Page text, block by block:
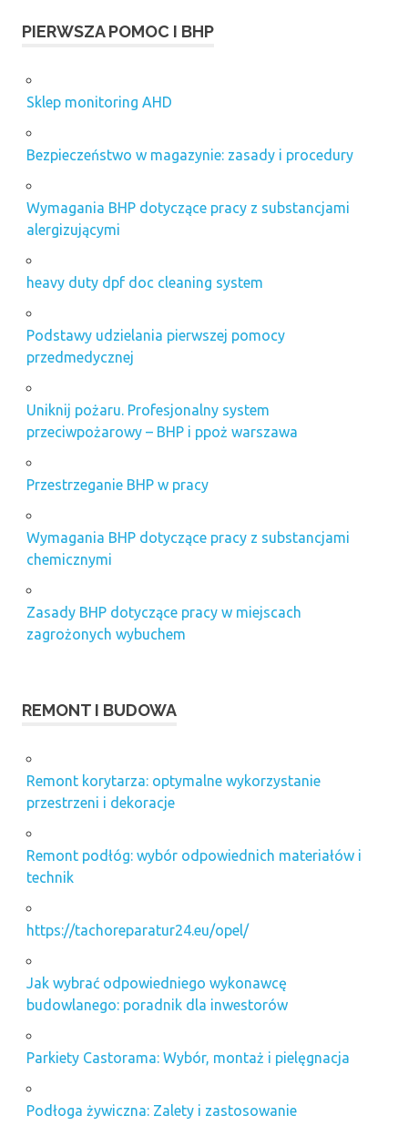
szkolenia
szkolenie
pomocy
zabezpieczenia
przeciwpożarowe
warszawa
PIERWSZA POMOC I BHP
Sklep monitoring AHD
Bezpieczeństwo w magazynie: zasady i procedury
Wymagania BHP dotyczące pracy z substancjami
alergizującymi
heavy duty dpf doc cleaning system
Podstawy udzielania pierwszej pomocy
przedmedycznej
Uniknij pożaru. Profesjonalny system
przeciwpożarowy – BHP i ppoż warszawa
Przestrzeganie BHP w pracy
Wymagania BHP dotyczące pracy z substancjami
chemicznymi
Zasady BHP dotyczące pracy w miejscach
zagrożonych wybuchem
REMONT I BUDOWA
Remont korytarza: optymalne wykorzystanie
przestrzeni i dekoracje
Remont podłóg: wybór odpowiednich materiałów i
technik
https://tachoreparatur24.eu/opel/
Jak wybrać odpowiedniego wykonawcę
budowlanego: poradnik dla inwestorów
Parkiety Castorama: Wybór, montaż i pielęgnacja
Podłoga żywiczna: Zalety i zastosowanie